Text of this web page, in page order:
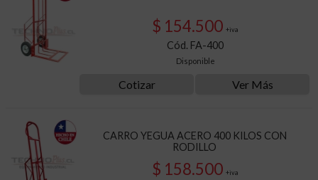
$ 154.500 +iva
Cód. FA-400
Disponible
Cotizar Ver Más
CARRO YEGUA ACERO 400 KILOS CON
RODILLO
$ 158.500 +iva